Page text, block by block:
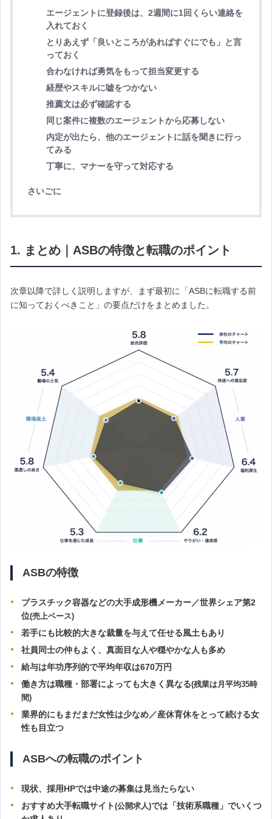
エージェントに登録後は、2週間に1回くらい連絡を
入れておく
とりあえず「良いところがあればすぐにでも」と言
っておく
合わなければ勇気をもって担当変更する
経歴やスキルに嘘をつかない
推薦文は必ず確認する
同じ案件に複数のエージェントから応募しない
内定が出たら、他のエージェントに話を聞きに行っ
てみる
丁寧に、マナーを守って対応する
さいごに
1. まとめ｜ASBの特徴と転職のポイント
次章以降で詳しく説明しますが、まず最初に「ASBに転職する前
に知っておくべきこと」の要点だけをまとめました。
ASBの特徴
プラスチック容器などの大手成形機メーカー／世界シェア第2
位(売上ベース)
若手にも比較的大きな裁量を与えて任せる風土もあり
社員同士の仲もよく、真面目な人や穏やかな人も多め
給与は年功序列的で平均年収は670万円
働き方は職種・部署によっても大きく異なる(残業は月平均35時
間)
業界的にもまだまだ女性は少なめ／産休育休をとって続ける女
性も目立つ
ASBへの転職のポイント
現状、採用HPでは中途の募集は見当たらない
おすすめ大手転職サイト(公開求人)では「技術系職種」でいくつ